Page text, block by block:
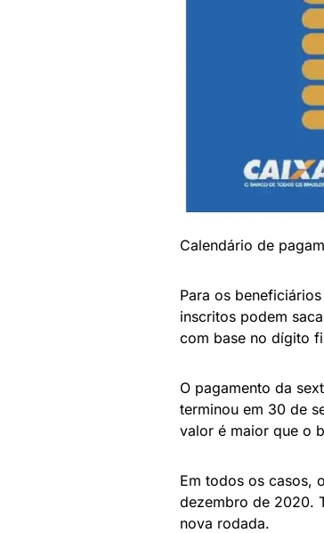
Calendário de
Para os
inscritos podem
com base no dígito
O pagamento da
terminou em 30 de
valor é maior que o
Em todos os casos,
dezembro de 2020.
nova rodada.